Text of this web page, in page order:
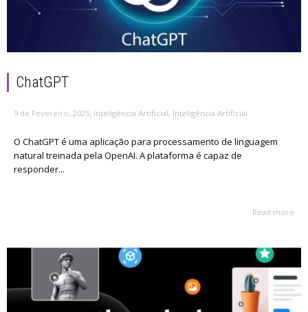
ChatGPT
9 de Fevereiro, 2025, Inteligência Artificial, Inteligência Artificial
O ChatGPT é uma aplicação para processamento de linguagem
natural treinada pela OpenAI. A plataforma é capaz de
responder...
Read more